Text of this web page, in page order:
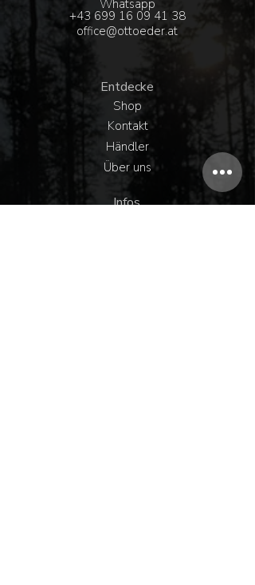
Whatsapp
+43 699 16 09 41 38
office@ottoeder.at
Entdecke
Shop
Kontakt
Händler
Über uns
Infos